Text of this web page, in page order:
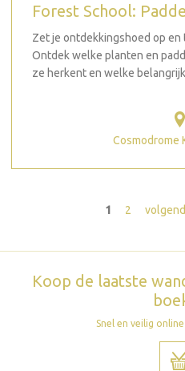
Forest School:
Zet je ontdekkingshoed op en
Ontdek welke planten en
ze herkent en welke
Cosmodrome
1 2
Koop de laatste
Snel en veilig